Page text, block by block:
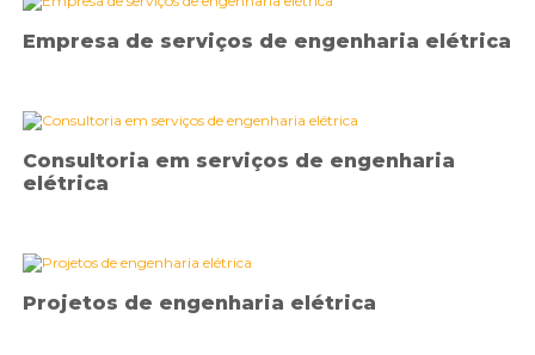
Empresa de serviços de engenharia elétrica
Consultoria em serviços de engenharia
elétrica
Projetos de engenharia elétrica